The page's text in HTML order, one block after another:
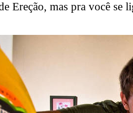
Ereção, mas pra você se